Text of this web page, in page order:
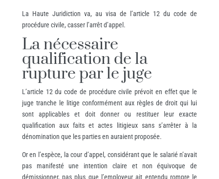
La Haute Juridiction va, au visa de l’article 12 du code de
procédure civile, casser l’arrêt d’appel.
La nécessaire
qualification de la
rupture par le juge
L’article 12 du code de procédure civile prévoit en effet que le
juge tranche le litige conformément aux règles de droit qui lui
sont applicables et doit donner ou restituer leur exacte
qualification aux faits et actes litigieux sans s’arrêter à la
dénomination que les parties en auraient proposée.
Or en l’espèce, la cour d’appel, considérant que le salarié n’avait
pas manifesté une intention claire et non équivoque de
démissionner, pas plus que l’employeur ait entendu rompre le